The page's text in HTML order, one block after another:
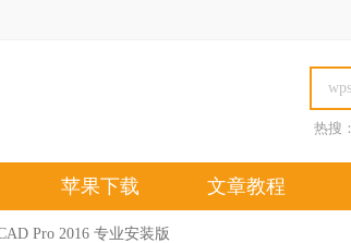
热搜：
苹果下载 文章教程
Pro 2016 专业安装版